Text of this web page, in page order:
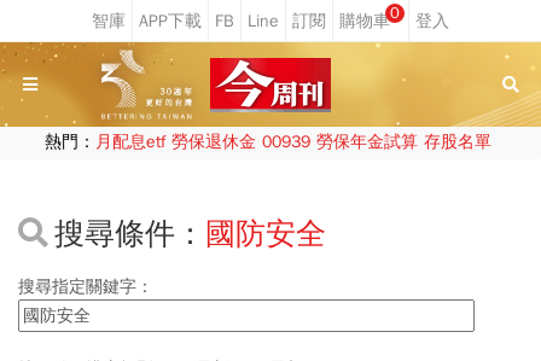
0
熱門： 月配息etf 勞保退休金 00939 勞保年金試算 存股名單
搜尋條件： 國防安全
搜尋指定關鍵字：